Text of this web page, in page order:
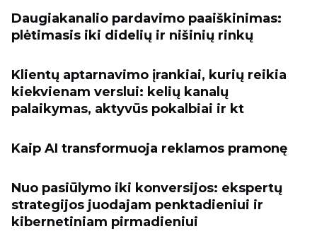
Daugiakanalio pardavimo paaiškinimas:
plėtimasis iki didelių ir nišinių rinkų
Klientų aptarnavimo įrankiai, kurių reikia
kiekvienam verslui: kelių kanalų
palaikymas, aktyvūs pokalbiai ir kt
Kaip AI transformuoja reklamos pramonę
Nuo pasiūlymo iki konversijos: ekspertų
strategijos juodajam penktadieniui ir
kibernetiniam pirmadieniui